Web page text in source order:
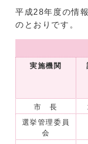
平成28年度の情
のとおりです。
実施機関
市 長
選挙管理委員
会